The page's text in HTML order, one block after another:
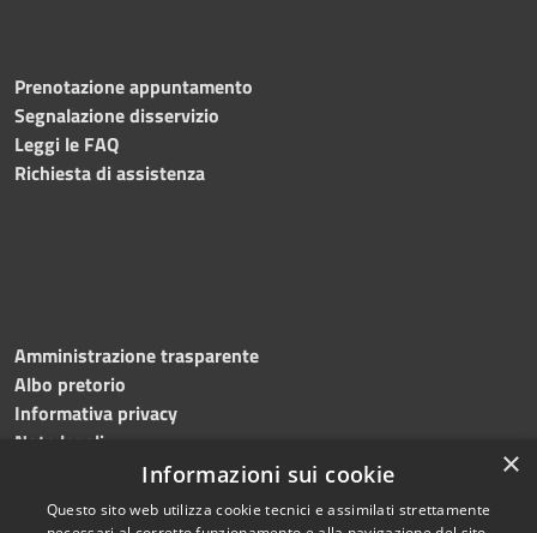
Prenotazione appuntamento
Segnalazione disservizio
Leggi le FAQ
Richiesta di assistenza
Amministrazione trasparente
Albo pretorio
Informativa privacy
Note legali
Dichiarazione di accessibilità
×
Informazioni sui cookie
Questo sito web utilizza cookie tecnici e assimilati strettamente